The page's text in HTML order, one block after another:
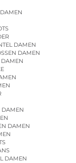
DAMEN
DAMEN
DAMEN
DAMEN
DAMEN